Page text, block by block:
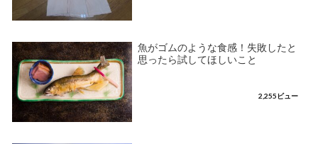
魚がゴムのような食感！失敗したと
思ったら試してほしいこと
2,255ビュー